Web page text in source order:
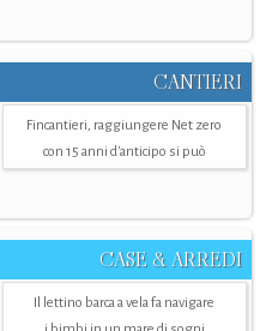
CANTIERI
Fincantieri, raggiungere Net zero
con 15 anni d'anticipo si può
CASE & ARREDI
Il lettino barca a vela fa navigare